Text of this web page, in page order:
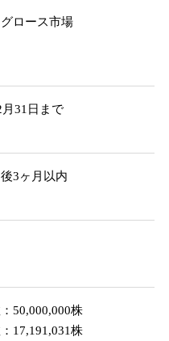
ロース市場
31日まで
3ヶ月以内
50,000,000株
17,191,031株